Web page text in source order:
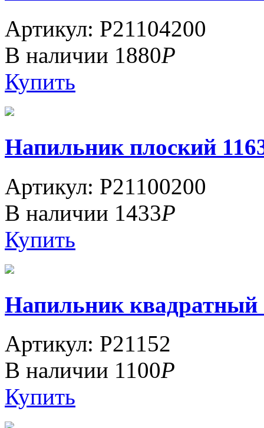
Артикул: P21104200
В наличии 1880Р
Купить
Напильник плоский
Артикул: P21100200
В наличии 1433Р
Купить
Напильник квадратный
Артикул: P21152
В наличии 1100Р
Купить